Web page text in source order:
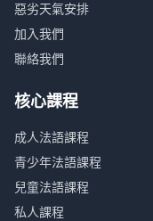
惡劣天氣安排
加入我們
聯絡我們
核心課程
成人法語課程
青少年法語課程
兒童法語課程
私人課程